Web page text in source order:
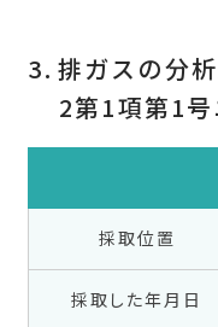
排ガスの分
2第1項第1
採取位置
採取した年月日